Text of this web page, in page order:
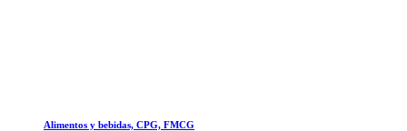
Alimentos y bebidas, CPG, FMCG